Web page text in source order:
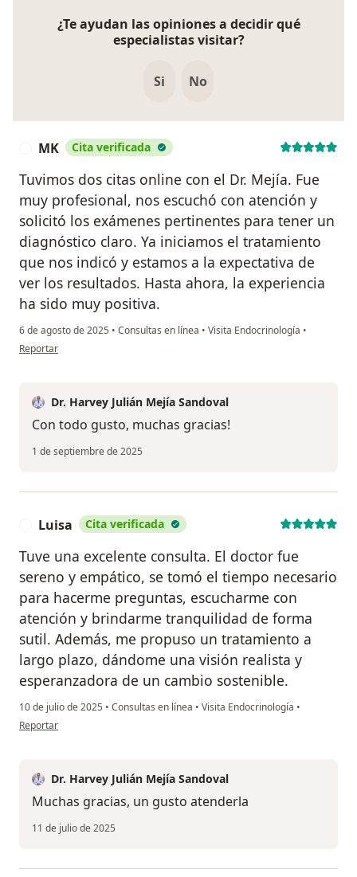
¿Te ayudan las opiniones a decidir qué
especialistas visitar?
Si No
MK Cita verificada
Tuvimos dos citas online con el Dr. Mejía. Fue
muy profesional, nos escuchó con atención y
solicitó los exámenes pertinentes para tener un
diagnóstico claro. Ya iniciamos el tratamiento
que nos indicó y estamos a la expectativa de
ver los resultados. Hasta ahora, la experiencia
ha sido muy positiva.
6 de agosto de 2025 • Consultas en línea • Visita Endocrinología •
en opinión del usuario MK
Reportar
Dr. Harvey Julián Mejía Sandoval
Con todo gusto, muchas gracias!
1 de septiembre de 2025
Luisa Cita verificada
Tuve una excelente consulta. El doctor fue
sereno y empático, se tomó el tiempo necesario
para hacerme preguntas, escucharme con
atención y brindarme tranquilidad de forma
sutil. Además, me propuso un tratamiento a
largo plazo, dándome una visión realista y
esperanzadora de un cambio sostenible.
10 de julio de 2025 • Consultas en línea • Visita Endocrinología •
en opinión del usuario Luisa
Reportar
Dr. Harvey Julián Mejía Sandoval
Muchas gracias, un gusto atenderla
11 de julio de 2025